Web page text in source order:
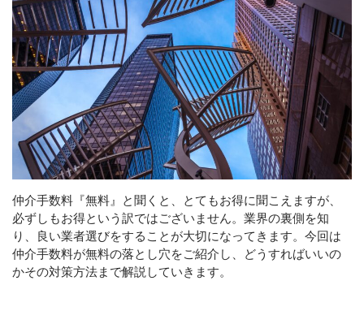
LINEからのお問い合わせ
CONTACT
簡単なご質問から
専門的な内容までお任せください。
メールでの受付
お問い合わせフォーム
24時間受付中
お電話での受付
03-6233-9573
受付時間：10:00～19:00
仲介手数料『無料』と聞くと、とてもお得に聞こえますが、
必ずしもお得という訳ではございません。業界の裏側を知
り、良い業者選びをすることが大切になってきます。今回は
仲介手数料が無料の落とし穴をご紹介し、どうすればいいの
かその対策方法まで解説していきます。